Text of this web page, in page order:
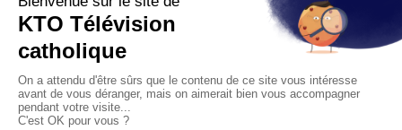
Article
Le pape en Uruguay, Argentine et